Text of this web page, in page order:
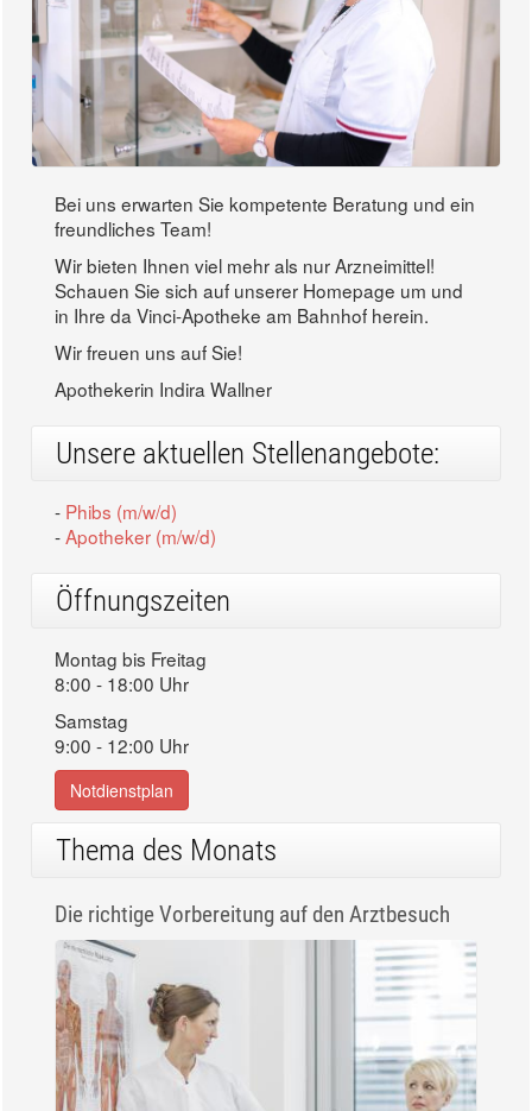
Bei uns erwarten Sie kompetente Beratung und ein
freundliches Team!
Wir bieten Ihnen viel mehr als nur Arzneimittel!
Schauen Sie sich auf unserer Homepage um und
in Ihre da Vinci-Apotheke am Bahnhof herein.
Wir freuen uns auf Sie!
Apothekerin Indira Wallner
Unsere aktuellen Stellenangebote:
- Phibs (m/w/d)
-Apotheker (m/w/d)
Öffnungszeiten
Montag bis Freitag
8:00 - 18:00 Uhr
Samstag
9:00 - 12:00 Uhr
Notdienstplan
Thema des Monats
Die richtige Vorbereitung auf den Arztbesuch